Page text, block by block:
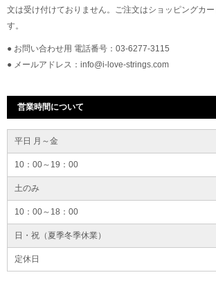
文は受け付けておりません。ご注文はショッピングカ
す。
● お問い合わせ用 電話番号：03-6277-3115
● メールアドレス：info@i-love-strings.com
営業時間について
平日 月～金
10：00～19：00
土のみ
10：00～18：00
日・祝（夏季冬季休業）
定休日